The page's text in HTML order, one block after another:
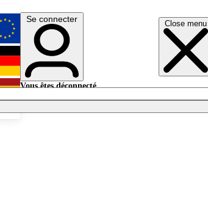
Close menu
English
Deutsch
Se connecter
Vous êtes déconnecté.